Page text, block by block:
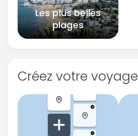
Les plus belles
plages
Créez votre voyage